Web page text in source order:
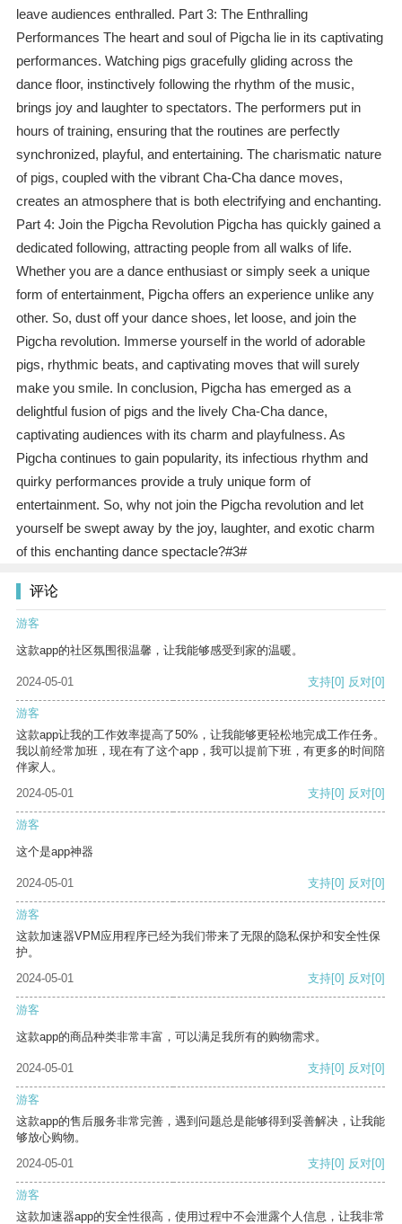
leave audiences enthralled. Part 3: The Enthralling
Performances The heart and soul of Pigcha lie in its captivating
performances. Watching pigs gracefully gliding across the
dance floor, instinctively following the rhythm of the music,
brings joy and laughter to spectators. The performers put in
hours of training, ensuring that the routines are perfectly
synchronized, playful, and entertaining. The charismatic nature
of pigs, coupled with the vibrant Cha-Cha dance moves,
creates an atmosphere that is both electrifying and enchanting.
Part 4: Join the Pigcha Revolution Pigcha has quickly gained a
dedicated following, attracting people from all walks of life.
Whether you are a dance enthusiast or simply seek a unique
form of entertainment, Pigcha offers an experience unlike any
other. So, dust off your dance shoes, let loose, and join the
Pigcha revolution. Immerse yourself in the world of adorable
pigs, rhythmic beats, and captivating moves that will surely
make you smile. In conclusion, Pigcha has emerged as a
delightful fusion of pigs and the lively Cha-Cha dance,
captivating audiences with its charm and playfulness. As
Pigcha continues to gain popularity, its infectious rhythm and
quirky performances provide a truly unique form of
entertainment. So, why not join the Pigcha revolution and let
yourself be swept away by the joy, laughter, and exotic charm
of this enchanting dance spectacle?#3#
评论
游客
这款app的社区氛围很温馨，让我能够感受到家的温暖。
2024-05-01 支持[0] 反对[0]
游客
这款app让我的工作效率提高了50%，让我能够更轻松地完成工作任务。
我以前经常加班，现在有了这个app，我可以提前下班，有更多的时间陪
伴家人。
2024-05-01
支持[0] 反对[0]
游客
这个是app神器
2024-05-01 支持[0] 反对[0]
游客
这款加速器VPM应用程序已经为我们带来了无限的隐私保护和安全性保
护。
2024-05-01
支持[0] 反对[0]
游客
这款app的商品种类非常丰富，可以满足我所有的购物需求。
2024-05-01 支持[0] 反对[0]
游客
这款app的售后服务非常完善，遇到问题总是能够得到妥善解决，让我能
够放心购物。
2024-05-01
支持[0] 反对[0]
游客
这款加速器app的安全性很高，使用过程中不会泄露个人信息，让我非常